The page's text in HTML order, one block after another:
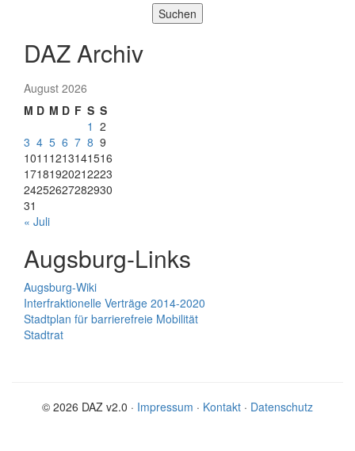
Suchen
DAZ Archiv
August 2026
M D M D F S S
1 2
3 4 5 6 7 8 9
1011 1213141516
17181920212223
24252627282930
31
« Juli
Augsburg-Links
Augsburg-Wiki
Interfraktionelle Verträge 2014-2020
Stadtplan für barrierefreie Mobilität
Stadtrat
© 2026 DAZ v2.0 · Impressum · Kontakt · Datenschutz